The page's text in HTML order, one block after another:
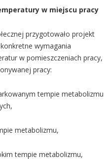
w miejscu pracy
przygotowało projekt
wymagania
w pomieszczeniach pracy,
pracy:
tempie metabolizmu
metabolizmu,
tempie metabolizmu,